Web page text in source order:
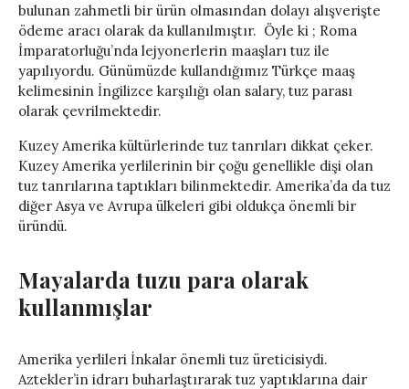
bulunan zahmetli bir ürün olmasından dolayı alışverişte
ödeme aracı olarak da kullanılmıştır. Öyle ki ; Roma
İmparatorluğu’nda lejyonerlerin maaşları tuz ile
yapılıyordu. Günümüzde kullandığımız Türkçe maaş
kelimesinin İngilizce karşılığı olan salary, tuz parası
olarak çevrilmektedir.
Kuzey Amerika kültürlerinde tuz tanrıları dikkat çeker.
Kuzey Amerika yerlilerinin bir çoğu genellikle dişi olan
tuz tanrılarına taptıkları bilinmektedir. Amerika’da da tuz
diğer Asya ve Avrupa ülkeleri gibi oldukça önemli bir
üründü.
Mayalarda tuzu para olarak
kullanmışlar
Amerika yerlileri İnkalar önemli tuz üreticisiydi.
Aztekler’in idrarı buharlaştırarak tuz yaptıklarına dair